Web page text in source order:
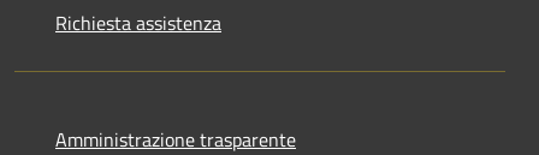
Richiesta assistenza
Amministrazione trasparente